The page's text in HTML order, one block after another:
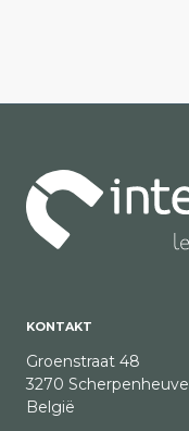
KONTAKT
Groenstraat 48
3270 Scherpenheuvel
België